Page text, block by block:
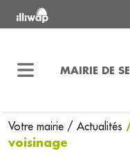
MAIRIE DE
Votre mairie / Actualités
voisinage